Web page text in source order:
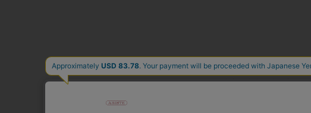
東京・青山の路面店をは